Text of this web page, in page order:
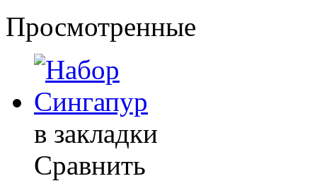
Просмотренные
в закладки
Сравнить